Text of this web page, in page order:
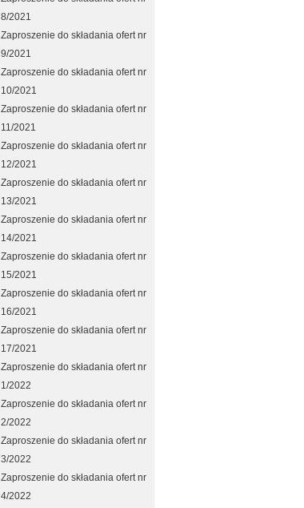
8/2021
Zaproszenie do składania ofert nr
9/2021
Zaproszenie do składania ofert nr
10/2021
Zaproszenie do składania ofert nr
11/2021
Zaproszenie do składania ofert nr
12/2021
Zaproszenie do składania ofert nr
13/2021
Zaproszenie do składania ofert nr
14/2021
Zaproszenie do składania ofert nr
15/2021
Zaproszenie do składania ofert nr
16/2021
Zaproszenie do składania ofert nr
17/2021
Zaproszenie do składania ofert nr
1/2022
Zaproszenie do składania ofert nr
2/2022
Zaproszenie do składania ofert nr
3/2022
Zaproszenie do składania ofert nr
4/2022